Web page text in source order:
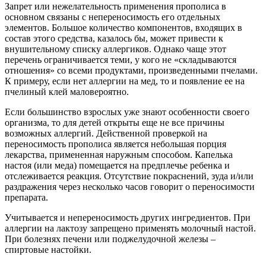
Запрет или нежелательность применения прополиса в
основном связаны с непереносимость его отдельных
элементов. Большое количество компонентов, входящих в
состав этого средства, казалось бы, может привести к
внушительному списку аллергиков. Однако чаще этот
перечень ограничивается теми, у кого не «складываются
отношения» со всеми продуктами, произведенными пчелами.
К примеру, если нет аллергии на мед, то и появление ее на
пчелиный клей маловероятно.
Если большинство взрослых уже знают особенности своего
организма, то для детей открыты еще не все причины
возможных аллергий. Действенной проверкой на
переносимость прополиса является небольшая порция
лекарства, примененная наружным способом. Капелька
настоя (или меда) помещается на предплечье ребенка и
отслеживается реакция. Отсутствие покраснений, зуда и/или
раздражения через несколько часов говорит о переносимости
препарата.
Учитывается и непереносимость других ингредиентов. При
аллергии на лактозу запрещено применять молочный настой.
При болезнях печени или поджелудочной железы –
спиртовые настойки.